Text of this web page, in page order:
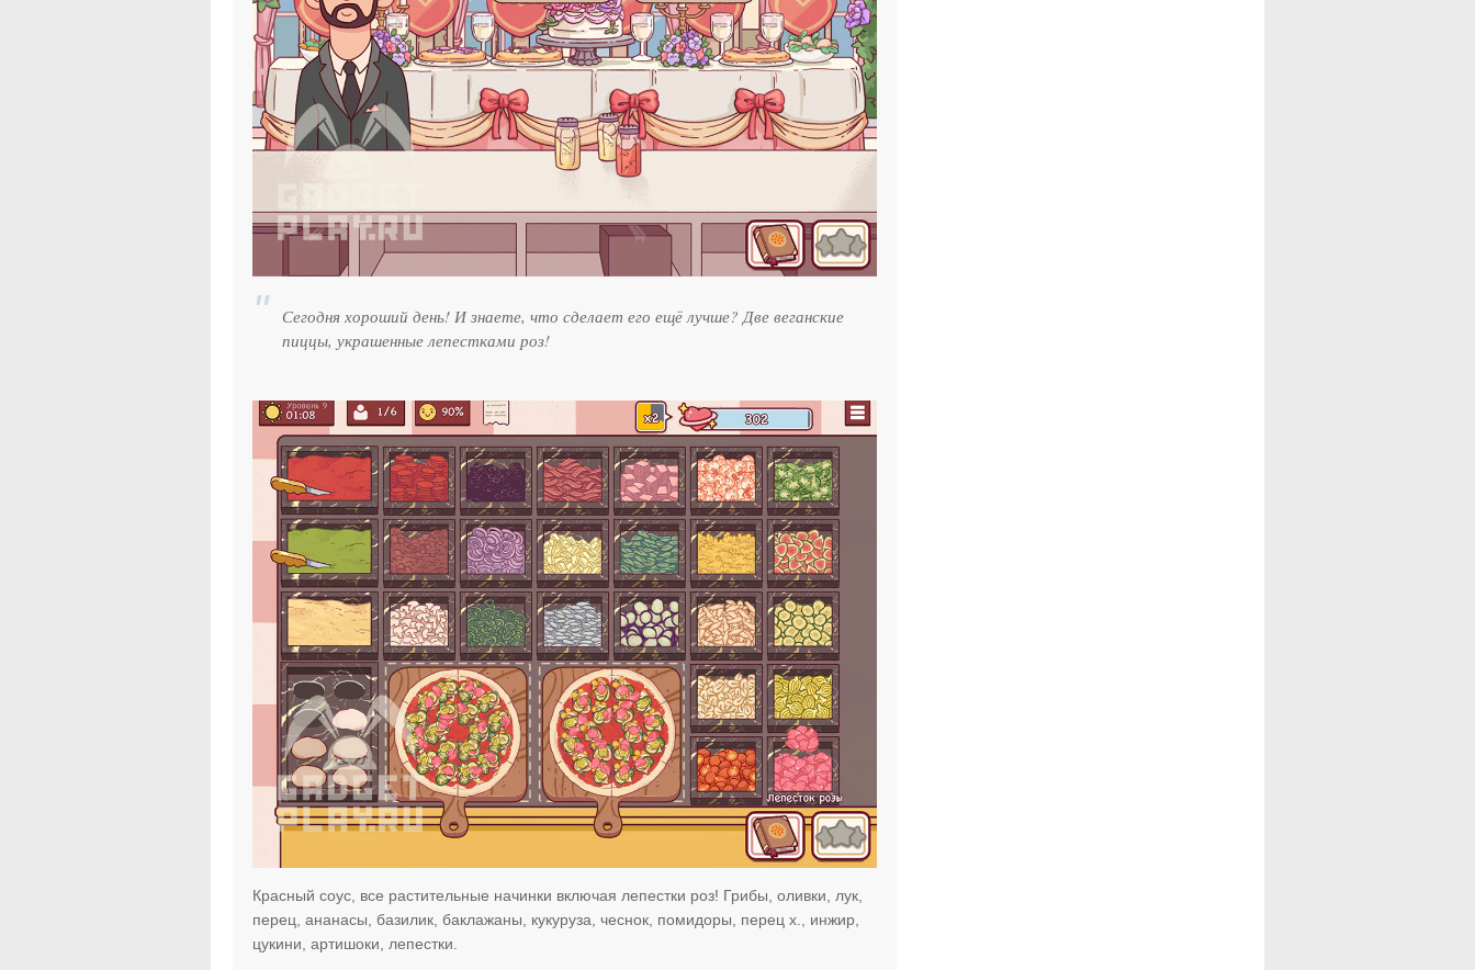
Сегодня хороший день! И знаете, что сделает его ещё лучше? Две веганские
пиццы, украшенные лепестками роз!
Красный соус, все растительные начинки включая лепестки роз! Грибы, оливки, лук,
перец, ананасы, базилик, баклажаны, кукуруза, чеснок, помидоры, перец х., инжир,
цукини, артишоки, лепестки.